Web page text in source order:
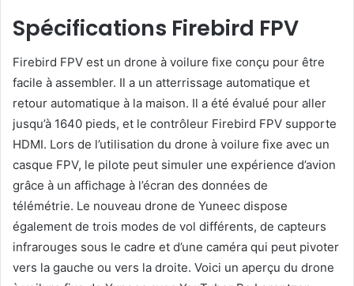
Spécifications Firebird FPV
Firebird FPV est un drone à voilure fixe conçu pour être
facile à assembler. Il a un atterrissage automatique et
retour automatique à la maison. Il a été évalué pour aller
jusqu’à 1640 pieds, et le contrôleur Firebird FPV supporte
HDMI. Lors de l’utilisation du drone à voilure fixe avec un
casque FPV, le pilote peut simuler une expérience d’avion
grâce à un affichage à l’écran des données de
télémétrie. Le nouveau drone de Yuneec dispose
également de trois modes de vol différents, de capteurs
infrarouges sous le cadre et d’une caméra qui peut pivoter
vers la gauche ou vers la droite. Voici un aperçu du drone